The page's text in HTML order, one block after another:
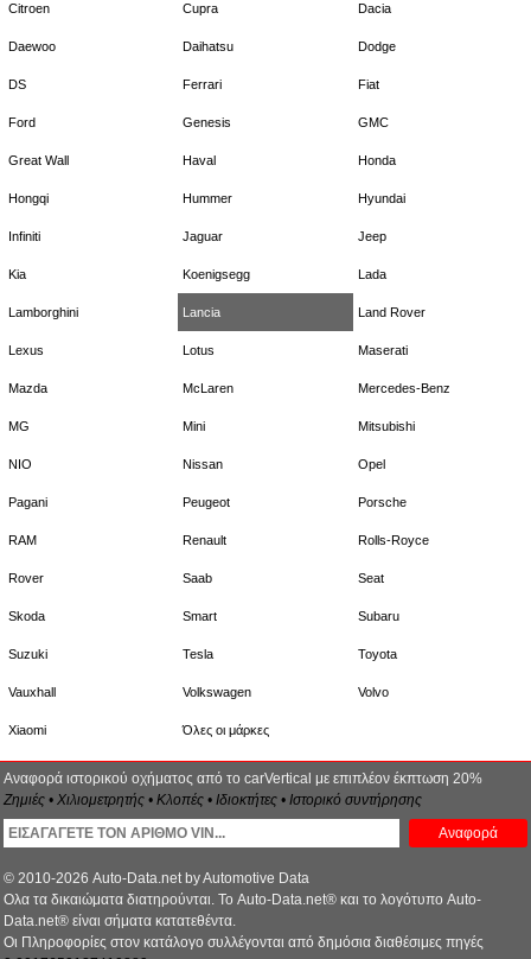
Citroen Cupra Dacia
Daewoo Daihatsu Dodge
DS Ferrari Fiat
Ford Genesis GMC
Great Wall Haval Honda
Hongqi Hummer Hyundai
Infiniti Jaguar Jeep
Kia Koenigsegg Lada
Lamborghini Lancia Land Rover
Lexus Lotus Maserati
Mazda McLaren Mercedes-Benz
MG Mini Mitsubishi
NIO Nissan Opel
Pagani Peugeot Porsche
RAM Renault Rolls-Royce
Rover Saab Seat
Skoda Smart Subaru
Suzuki Tesla Toyota
Vauxhall Volkswagen Volvo
Xiaomi Όλες οι μάρκες
Αναφορά ιστορικού οχήματος από το carVertical με επιπλέον έκπτωση 20%
Ζημιές • Χιλιομετρητής • Κλοπές • Ιδιοκτήτες • Ιστορικό συντήρησης
Αναφορά
© 2010-2026 Auto-Data.net by Automotive Data
Ολα τα δικαιώματα διατηρούνται. Το Auto-Data.net® και το λογότυπο Auto-
Data.net® είναι σήματα κατατεθέντα.
Οι Πληροφορίες στον κατάλογο συλλέγονται από δημόσια διαθέσιμες πηγές